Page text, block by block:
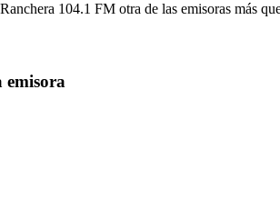
104.1 FM otra de las emisoras más
emisora